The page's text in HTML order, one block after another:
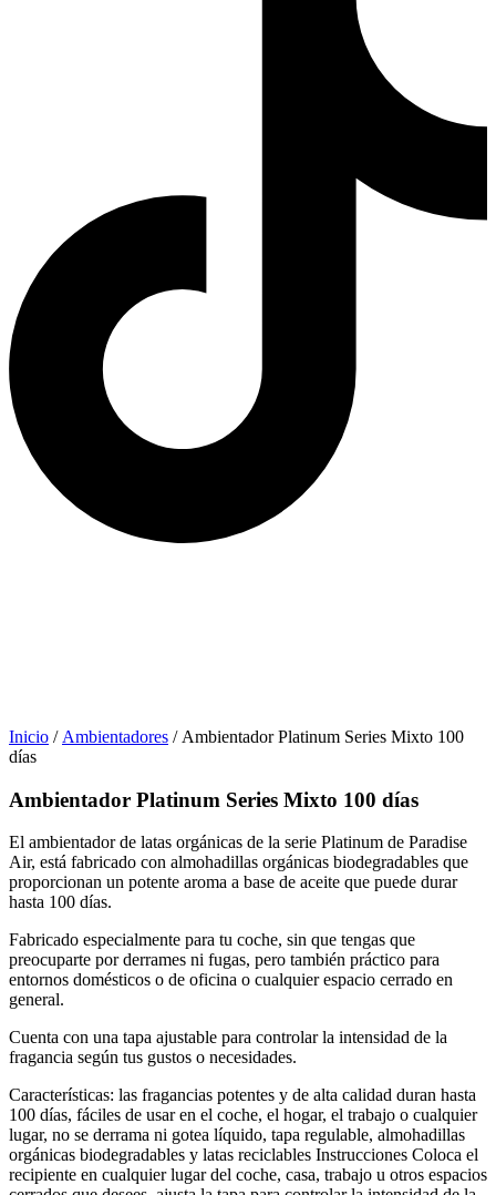
Inicio / Ambientadores / Ambientador Platinum Series Mixto 100
días
Ambientador Platinum Series Mixto 100 días
El ambientador de latas orgánicas de la serie Platinum de Paradise
Air, está fabricado con almohadillas orgánicas biodegradables que
proporcionan un potente aroma a base de aceite que puede durar
hasta 100 días.
Fabricado especialmente para tu coche, sin que tengas que
preocuparte por derrames ni fugas, pero también práctico para
entornos domésticos o de oficina o cualquier espacio cerrado en
general.
Cuenta con una tapa ajustable para controlar la intensidad de la
fragancia según tus gustos o necesidades.
Características: las fragancias potentes y de alta calidad duran hasta
100 días, fáciles de usar en el coche, el hogar, el trabajo o cualquier
lugar, no se derrama ni gotea líquido, tapa regulable, almohadillas
orgánicas biodegradables y latas reciclables Instrucciones Coloca el
recipiente en cualquier lugar del coche, casa, trabajo u otros espacios